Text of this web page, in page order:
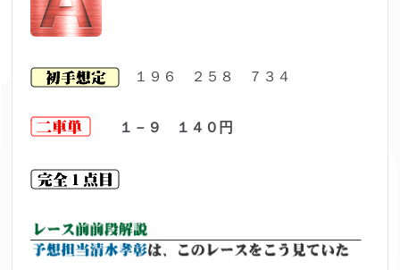
１９６ ２５８ ７３４
１－９ １４０円